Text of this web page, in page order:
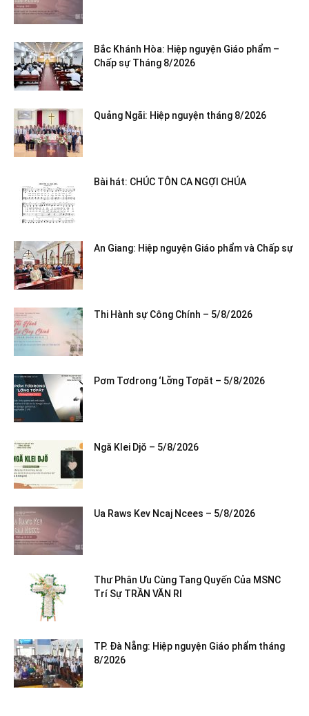
Bắc Khánh Hòa: Hiệp nguyện Giáo phẩm –
Chấp sự Tháng 8/2026
Quảng Ngãi: Hiệp nguyện tháng 8/2026
Bài hát: CHÚC TÔN CA NGỢI CHÚA
An Giang: Hiệp nguyện Giáo phẩm và Chấp sự
Thi Hành sự Công Chính – 5/8/2026
Pơm Tơdrong ‘Lơ̆ng Tơpăt – 5/8/2026
Ngă Klei Djŏ – 5/8/2026
Ua Raws Kev Ncaj Ncees – 5/8/2026
Thư Phân Ưu Cùng Tang Quyến Của MSNC
Trí Sự TRẦN VĂN RI
TP. Đà Nẵng: Hiệp nguyện Giáo phẩm tháng
8/2026